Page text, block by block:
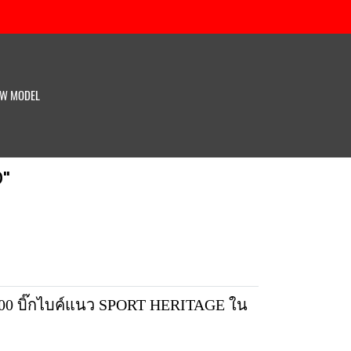
MODEL
บิ๊กไบค์แนว SPORT HERITAGE ใน